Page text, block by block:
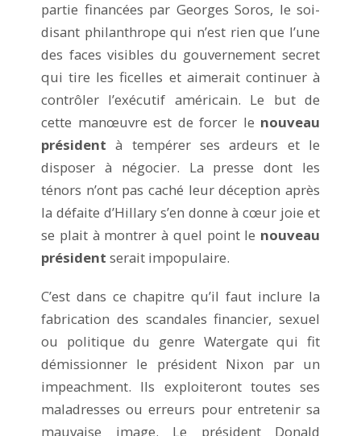
partie financées par Georges Soros, le soi-
disant philanthrope qui n’est rien que l’une
des faces visibles du gouvernement secret
qui tire les ficelles et aimerait continuer à
contrôler l’exécutif américain. Le but de
cette manœuvre est de forcer le nouveau
président à tempérer ses ardeurs et le
disposer à négocier. La presse dont les
ténors n’ont pas caché leur déception après
la défaite d’Hillary s’en donne à cœur joie et
se plait à montrer à quel point le nouveau
président serait impopulaire.
C’est dans ce chapitre qu’il faut inclure la
fabrication des scandales financier, sexuel
ou politique du genre Watergate qui fit
démissionner le président Nixon par un
impeachment. Ils exploiteront toutes ses
maladresses ou erreurs pour entretenir sa
mauvaise image. Le président Donald